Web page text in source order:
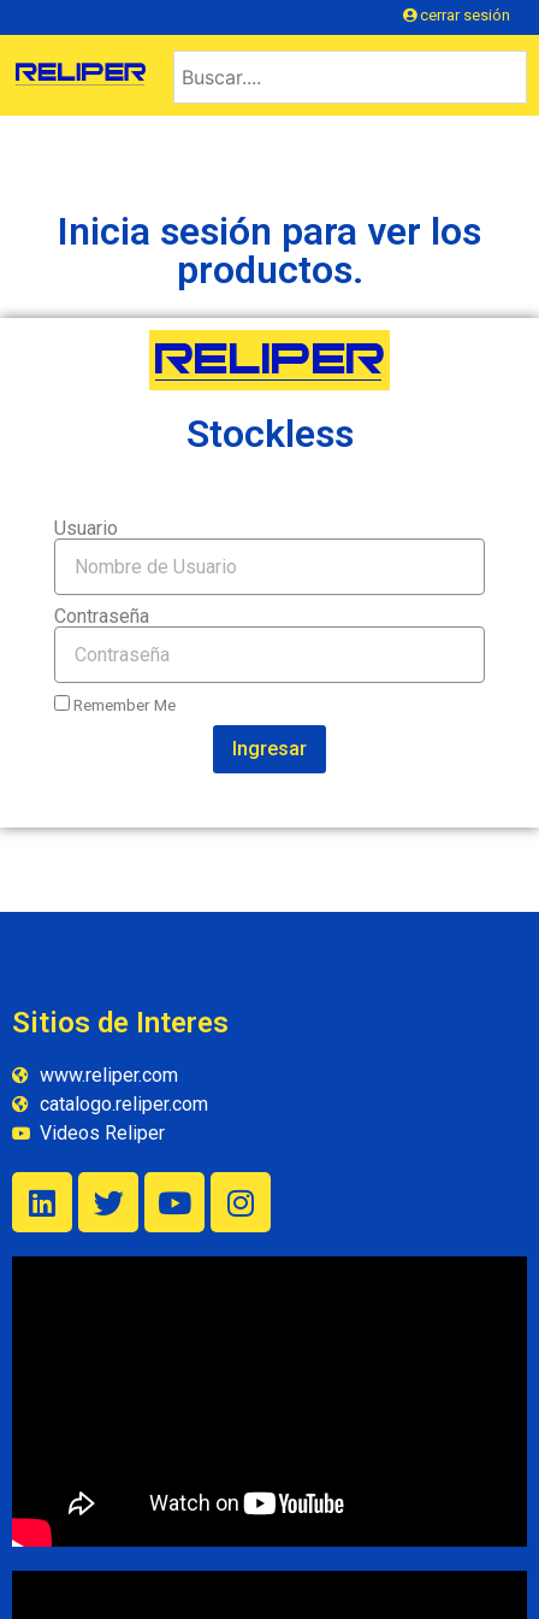
cerrar sesión
Inicia sesión para ver los
productos.
Stockless
Usuario
Contraseña
Remember Me
Ingresar
Sitios de Interes
www.reliper.com
catalogo.reliper.com
Videos Reliper